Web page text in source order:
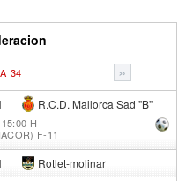
»
34
R.C.D. Mallorca Sad "B"
H
F-11
Rotlet-molinar